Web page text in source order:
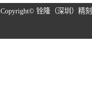
Copyright© 铨隆（深圳）精
磁性治具钢片系